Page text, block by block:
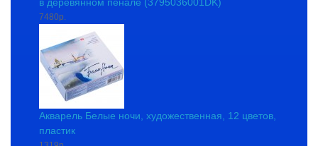
7480р.
Акварель Белые ночи, художественная, 12 цветов,
пластик